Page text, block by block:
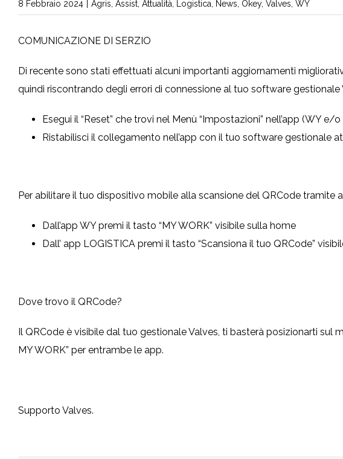
8 Febbraio 2024 Agris Assist Attualità Logistica News Okey, Valves WY
COMUNICAZIONE DI SERZIO
Di recente sono stati effettuati alcuni importanti aggiornamenti
quindi riscontrando degli errori di connessione al tuo software gestionale
Esegui il “Reset” che trovi nel Menù “Impostazioni” nell’app (WY
Ristabilisci il collegamento nell’app con il tuo software gestionale
Per abilitare il tuo dispositivo mobile alla scansione del QRCode tramite
Dall’app WY premi il tasto “MY WORK” visibile sulla home
Dall’ app LOGISTICA premi il tasto “Scansiona il tuo QRCode”
Dove trovo il QRCode?
Il QRCode è visibile dal tuo gestionale Valves, ti basterà posizionarti sul
MY WORK” per entrambe le app.
Supporto Valves.